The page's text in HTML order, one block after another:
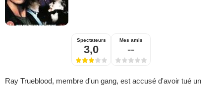
Spectateurs
3,0
Mes amis
--
Ray Trueblood, membre d'un gang, est accusé d'avoir tué un